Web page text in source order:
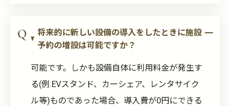
将来的に新しい設備の導入をしたときに施設
予約の増設は可能ですか？
可能です。しかも設備自体に利用料金が発生す
る(例.EVスタンド、カーシェア、レンタサイク
ル等)ものであった場合、導入費が0円にできる